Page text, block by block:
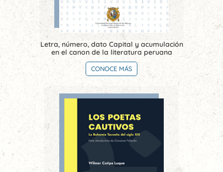
Letra, número, dato Capital y acumulación
en el canon de la literatura peruana
CONOCE MÁS